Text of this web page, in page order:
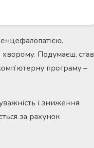
хворому. Подумаєш, став
програму –
і зниження
за рахунок